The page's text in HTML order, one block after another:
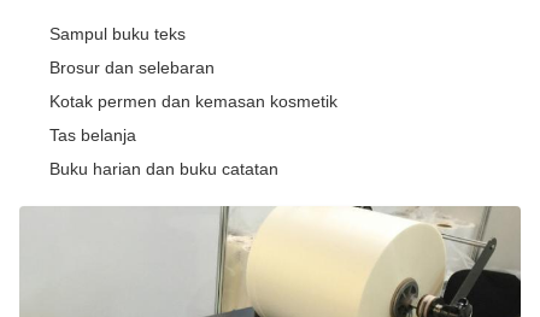
Sampul buku teks
Brosur dan selebaran
Kotak permen dan kemasan kosmetik
Tas belanja
Buku harian dan buku catatan